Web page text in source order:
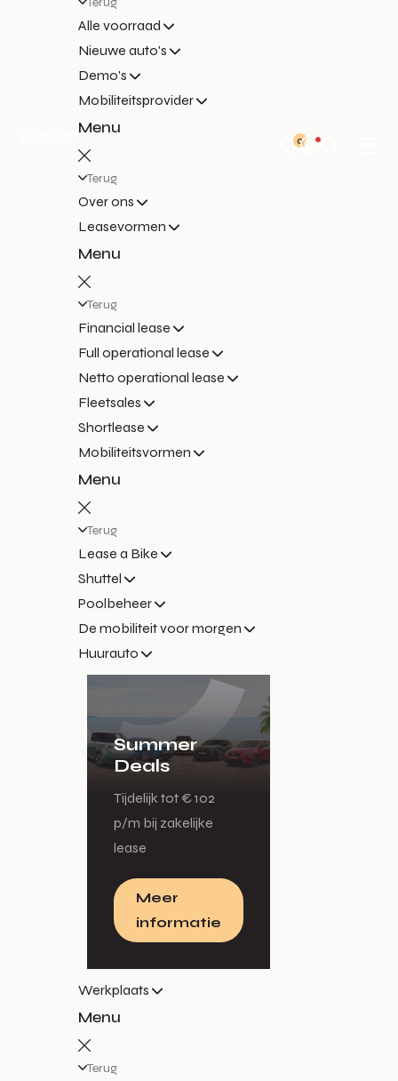
Alle voorraad
Nieuwe auto's
Demo's
Mobiliteitsprovider
Menu
Terug
Over ons
Leasevormen
Menu
Terug
Financial lease
Full operational lease
Netto operational lease
Fleetsales
Shortlease
Mobiliteitsvormen
Menu
Terug
Lease a Bike
Shuttel
Poolbeheer
De mobiliteit voor morgen
Huurauto
Summer
Deals
Tijdelijk tot € 102
p/m bij zakelijke
lease
Meer
informatie
Werkplaats
Menu
Terug
0